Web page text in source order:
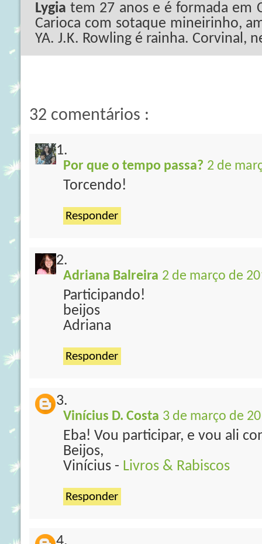
Lygia tem 27 anos e é formada em
Carioca com sotaque mineirinho,
YA. J.K. Rowling é rainha. Corvinal,
32 comentários :
Por que o tempo passa? 2 de
Torcendo!
Responder
Adriana Balreira 2 de março de
Participando!
beijos
Adriana
Responder
Vinícius D. Costa 3 de março de
Eba! Vou participar, e vou ali
Beijos,
Vinícius - Livros & Rabiscos
Responder